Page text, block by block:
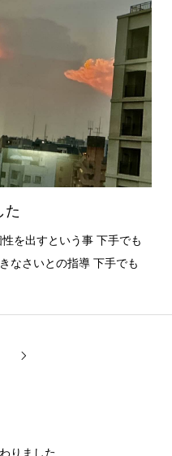
た
を出すという事 下手でも
なさいとの指導 下手でも

りました